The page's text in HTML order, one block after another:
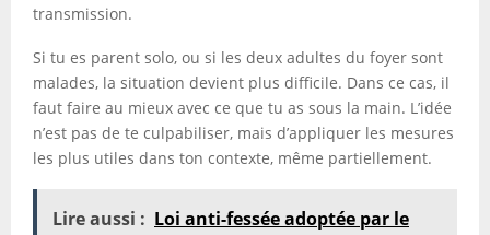
transmission.
Si tu es parent solo, ou si les deux adultes du foyer sont
malades, la situation devient plus difficile. Dans ce cas, il
faut faire au mieux avec ce que tu as sous la main. L’idée
n’est pas de te culpabiliser, mais d’appliquer les mesures
les plus utiles dans ton contexte, même partiellement.
Lire aussi : Loi anti-fessée adoptée par le